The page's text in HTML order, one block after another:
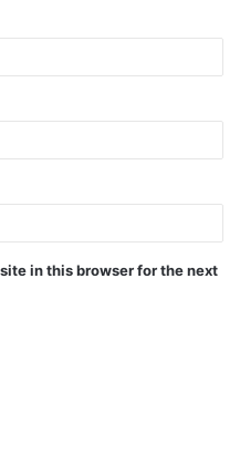
in this browser for the next